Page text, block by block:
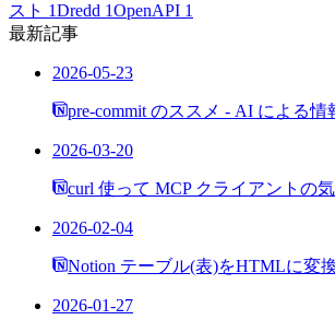
スト 1Dredd 1OpenAPI 1
最新記事
2026-05-23
pre-commit のススメ - AI による情
2026-03-20
curl 使って MCP クライアントの
2026-02-04
Notion テーブル(表)をHTMLに変
2026-01-27